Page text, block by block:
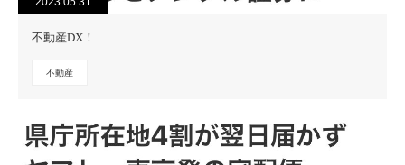
不動産DX！
不動産